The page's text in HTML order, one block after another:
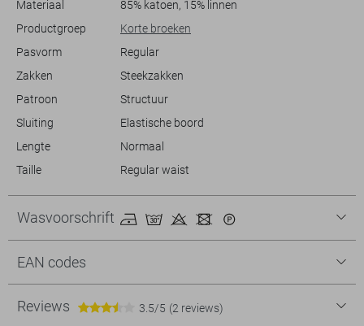
deze korte broek past perfect bij de relaxte zomerstijl.
Materiaal
85% katoen, 15% linnen
Productgroep
Korte broeken
Pasvorm
Regular
Zakken
Steekzakken
Patroon
Structuur
Sluiting
Elastische boord
Lengte
Normaal
Taille
Regular waist
Wasvoorschrift
EAN codes
Reviews 3.5/5 (2 reviews)